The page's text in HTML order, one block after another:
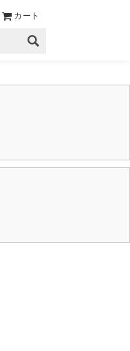
カート